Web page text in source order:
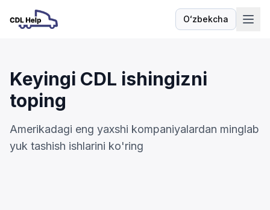
Oʻzbekcha
Til
Keyingi CDL ishingizni
toping
Amerikadagi eng yaxshi kompaniyalardan minglab
yuk tashish ishlarini ko'ring